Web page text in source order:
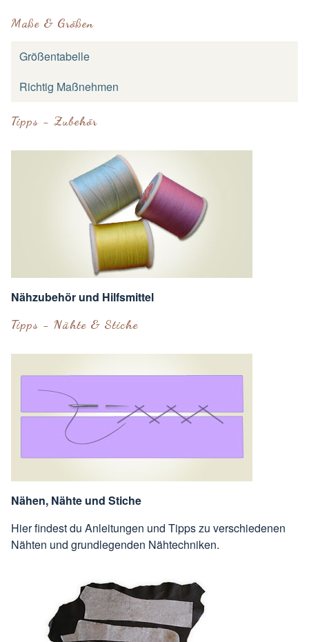
Maße & Größen
Größentabelle
Richtig Maßnehmen
Tipps - Zubehör
Nähzubehör und Hilfsmittel
Tipps - Nähte & Stiche
Nähen, Nähte und Stiche
Hier findest du Anleitungen und Tipps zu verschiedenen
Nähten und grundlegenden Nähtechniken.